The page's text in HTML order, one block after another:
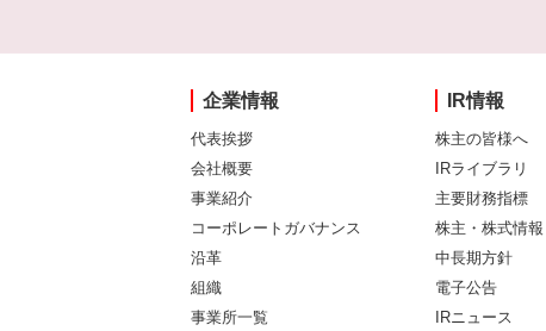
企業情報
代表挨拶
会社概要
事業紹介
コーポレートガバナンス
沿革
組織
事業所一覧
IR情報
株主の皆様へ
IRライブラリ
主要財務指標
株主・株式情報
中長期方針
電子公告
IRニュース